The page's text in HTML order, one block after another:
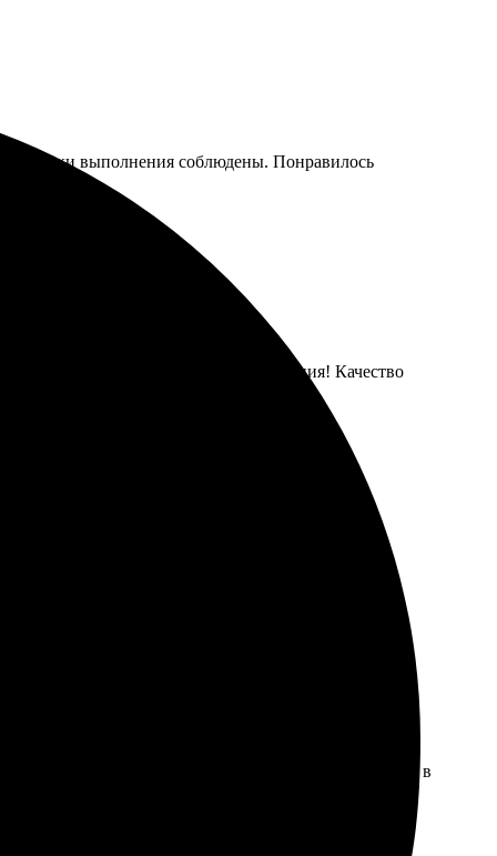
сроки выполнения соблюдены. Понравилось
вопросы. Результат превзошёл ожидания! Качество
Рекомендую всем.
печати, цвета яркие и насыщенные. Доставка пришла в